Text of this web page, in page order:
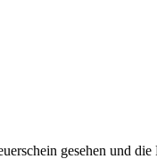
gesehen und